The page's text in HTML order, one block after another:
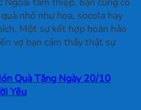
nhỏ như hoa, socola hay
Một sự kết hợp hoàn hảo
vợ bạn cảm thấy thật sự
Quà Tặng Ngày 20/10
Yêu